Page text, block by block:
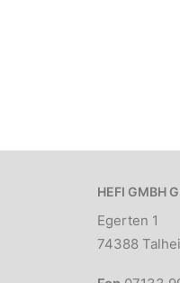
HEFI GMBH
Egerten 1
74388